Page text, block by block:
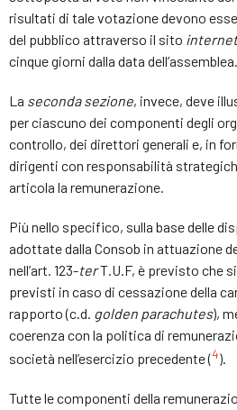
risultati di tale votazione devono
del pubblico attraverso il sito internet
cinque giorni dalla data dell’assemblea.
La seconda sezione, invece, deve
per ciascuno dei componenti degli
controllo, dei direttori generali e, in
dirigenti con responsabilità
articola la remunerazione.
Più nello specifico, sulla base delle
adottate dalla Consob in attuazione
nell’art. 123-terT.U.F, è previsto che
previsti in caso di cessazione della
rapporto (c.d. golden parachutes),
coerenza con la politica di
società nell’esercizio precedente (4).
Tutte le componenti della